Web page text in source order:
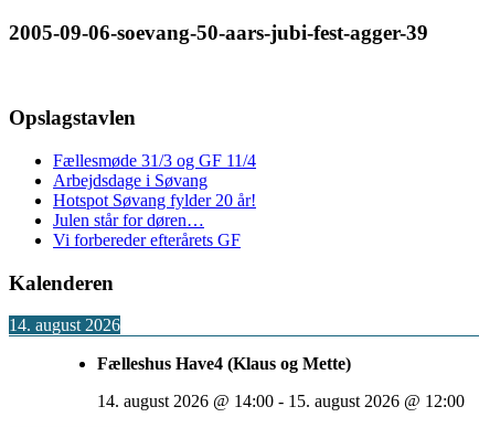
2005-09-06-soevang-50-aars-jubi-fest-agger-39
Opslagstavlen
Fællesmøde 31/3 og GF 11/4
Arbejdsdage i Søvang
Hotspot Søvang fylder 20 år!
Julen står for døren…
Vi forbereder efterårets GF
Kalenderen
14. august 2026
Fælleshus Have4 (Klaus og Mette)
14. august 2026 @ 14:00 - 15. august 2026 @ 12:00